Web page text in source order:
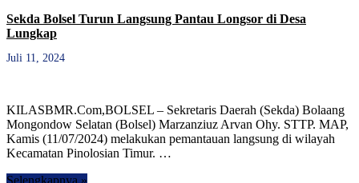
Sekda Bolsel Turun Langsung Pantau Longsor di Desa
Lungkap
Juli 11, 2024
KILASBMR.Com,BOLSEL – Sekretaris Daerah (Sekda) Bolaang
Mongondow Selatan (Bolsel) Marzanziuz Arvan Ohy. STTP. MAP,
Kamis (11/07/2024) melakukan pemantauan langsung di wilayah
Kecamatan Pinolosian Timur. …
Selengkapnya »